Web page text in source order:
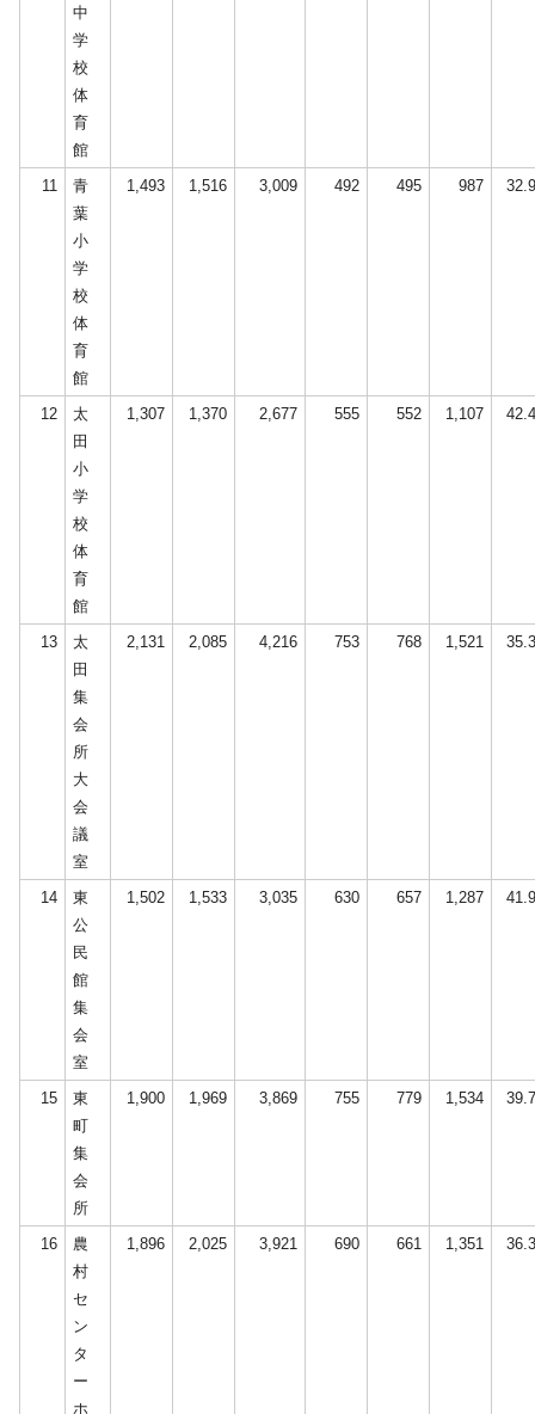
中
学
校
体
育
館
11
青
葉
小
学
校
体
育
館
1,493 1,516 3,009 492 495 987
12
太
田
小
学
校
体
育
館
1,307 1,370 2,677 555 552 1,107
13
太
田
集
会
所
大
会
議
室
2,131 2,085 4,216 753 768 1,521
14
東
公
民
館
集
会
室
1,502 1,533 3,035 630 657 1,287
15
東
町
集
会
所
1,900 1,969 3,869 755 779 1,534
16
農
村
セ
ン
タ
ー
ホ
1,896 2,025 3,921 690 661 1,351